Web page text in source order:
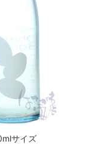
サイズ